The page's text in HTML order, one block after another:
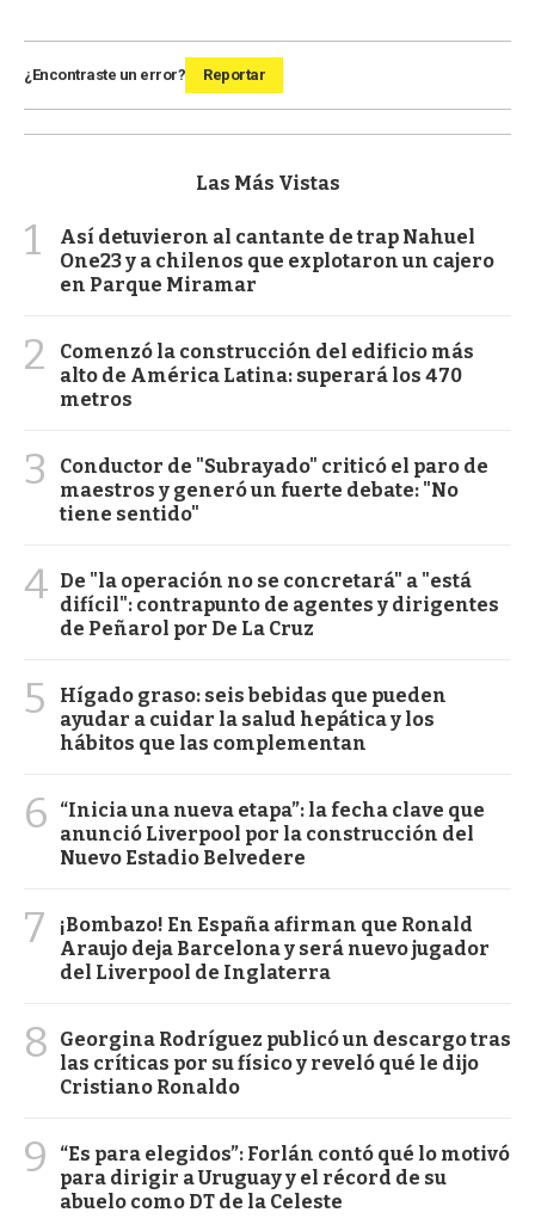
¿Encontraste un error? Reportar
Las Más Vistas
1
Así detuvieron al cantante de trap Nahuel
One23 y a chilenos que explotaron un cajero
en Parque Miramar
2
Comenzó la construcción del edificio más
alto de América Latina: superará los 470
metros
3
Conductor de "Subrayado" criticó el paro de
maestros y generó un fuerte debate: "No
tiene sentido"
4 De "la operación no se concretará" a "está
difícil": contrapunto de agentes y dirigentes
de Peñarol por De La Cruz
5
Hígado graso: seis bebidas que pueden
ayudar a cuidar la salud hepática y los
hábitos que las complementan
6
“Inicia una nueva etapa”: la fecha clave que
anunció Liverpool por la construcción del
Nuevo Estadio Belvedere
7
¡Bombazo! En España afirman que Ronald
Araujo deja Barcelona y será nuevo jugador
del Liverpool de Inglaterra
8
Georgina Rodríguez publicó un descargo tras
las críticas por su físico y reveló qué le dijo
Cristiano Ronaldo
9
“Es para elegidos”: Forlán contó qué lo motivó
para dirigir a Uruguay y el récord de su
abuelo como DT de la Celeste